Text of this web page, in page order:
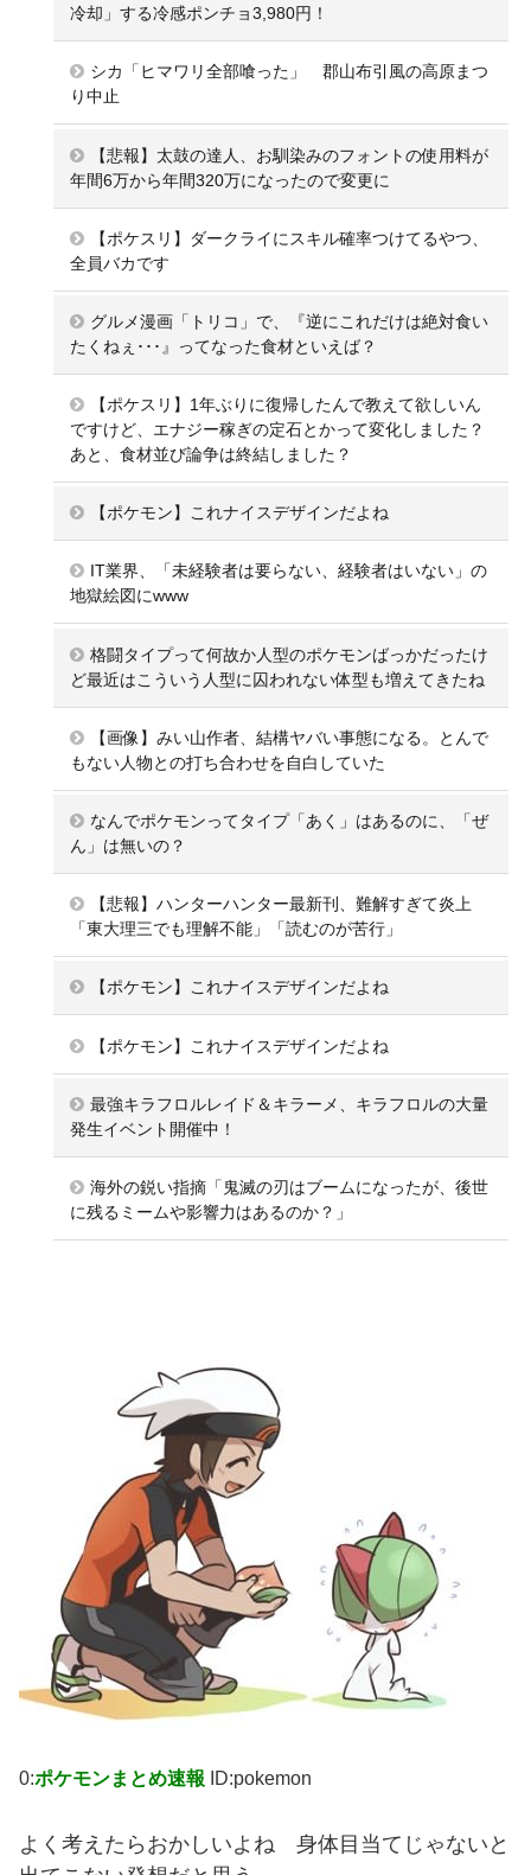
冷却」する冷感ポンチョ3,980円！
シカ「ヒマワリ全部喰った」 郡山布引風の高原まつ
り中止
【悲報】太鼓の達人、お馴染みのフォントの使用料が
年間6万から年間320万になったので変更に
【ポケスリ】ダークライにスキル確率つけてるやつ、
全員バカです
グルメ漫画「トリコ」で、『逆にこれだけは絶対食い
たくねぇ･･･』ってなった食材といえば？
【ポケスリ】1年ぶりに復帰したんで教えて欲しいん
ですけど、エナジー稼ぎの定石とかって変化しました？
あと、食材並び論争は終結しました？
【ポケモン】これナイスデザインだよね
IT業界、「未経験者は要らない、経験者はいない」の
地獄絵図にwww
格闘タイプって何故か人型のポケモンばっかだったけ
ど最近はこういう人型に囚われない体型も増えてきたね
【画像】みい山作者、結構ヤバい事態になる。とんで
もない人物との打ち合わせを自白していた
なんでポケモンってタイプ「あく」はあるのに、「ぜ
ん」は無いの？
【悲報】ハンターハンター最新刊、難解すぎて炎上
「東大理三でも理解不能」「読むのが苦行」
【ポケモン】これナイスデザインだよね
【ポケモン】これナイスデザインだよね
最強キラフロルレイド＆キラーメ、キラフロルの大量
発生イベント開催中！
海外の鋭い指摘「鬼滅の刃はブームになったが、後世
に残るミームや影響力はあるのか？」
0:ポケモンまとめ速報 ID:pokemon
よく考えたらおかしいよね 身体目当てじゃないと